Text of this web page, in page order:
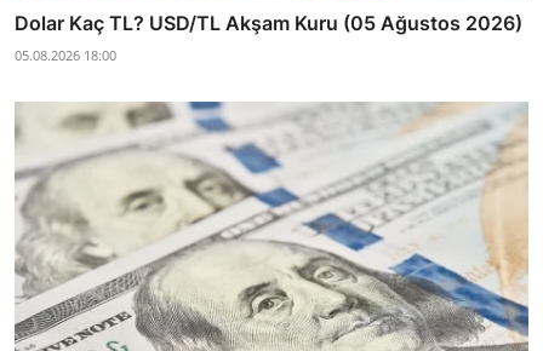
Dolar Kaç TL? USD/TL Akşam Kuru (05 Ağustos 2026)
05.08.2026 18:00